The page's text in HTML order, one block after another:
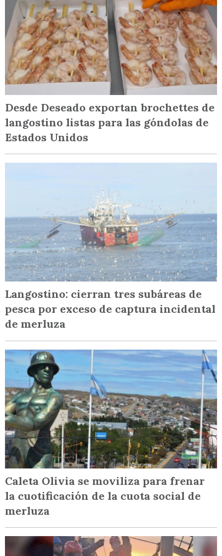
Desde Deseado exportan brochettes de
langostino listas para las góndolas de
Estados Unidos
Langostino: cierran tres subáreas de
pesca por exceso de captura incidental
de merluza
Caleta Olivia se moviliza para frenar
la cuotificación de la cuota social de
merluza